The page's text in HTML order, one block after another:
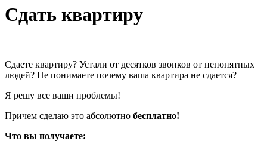
Сдать квартиру
Сдаете квартиру? Устали от десятков звонков от непонятных
людей? Не понимаете почему ваша квартира не сдается?
Я решу все ваши проблемы!
Причем сделаю это абсолютно бесплатно!
Что вы получаете: